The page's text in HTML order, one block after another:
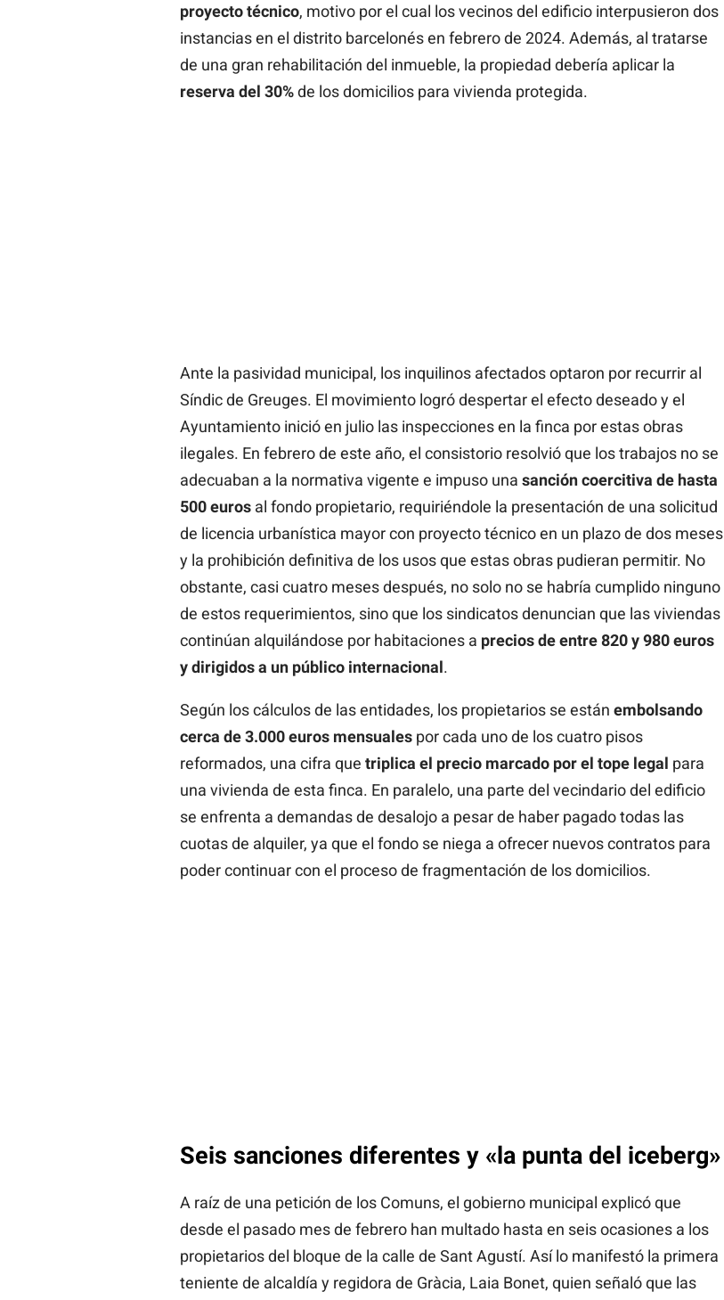
proyecto técnico, motivo por el cual los vecinos del edificio interpusieron dos
instancias en el distrito barcelonés en febrero de 2024. Además, al tratarse
de una gran rehabilitación del inmueble, la propiedad debería aplicar la
reserva del 30%de los domicilios para vivienda protegida.
Ante la pasividad municipal, los inquilinos afectados optaron por recurrir al
Síndic de Greuges. El movimiento logró despertar el efecto deseado y el
Ayuntamiento inició en julio las inspecciones en la finca por estas obras
ilegales. En febrero de este año, el consistorio resolvió que los trabajos no se
adecuaban a la normativa vigente e impuso una sanción coercitiva de hasta
500 eurosal fondo propietario, requiriéndole la presentación de una solicitud
de licencia urbanística mayor con proyecto técnico en un plazo de dos meses
y la prohibición definitiva de los usos que estas obras pudieran permitir. No
obstante, casi cuatro meses después, no solo no se habría cumplido ninguno
de estos requerimientos, sino que los sindicatos denuncian que las viviendas
continúan alquilándose por habitaciones a precios de entre 820 y 980 euros
y dirigidos a un público internacional.
Según los cálculos de las entidades, los propietarios se están embolsando
cerca de 3.000 euros mensualespor cada uno de los cuatro pisos
reformados, una cifra que triplica el precio marcado por el tope legal para
una vivienda de esta finca. En paralelo, una parte del vecindario del edificio
se enfrenta a demandas de desalojo a pesar de haber pagado todas las
cuotas de alquiler, ya que el fondo se niega a ofrecer nuevos contratos para
poder continuar con el proceso de fragmentación de los domicilios.
Seis sanciones diferentes y «la punta del iceberg»
A raíz de una petición de los Comuns, el gobierno municipal explicó que
desde el pasado mes de febrero han multado hasta en seis ocasiones a los
propietarios del bloque de la calle de Sant Agustí. Así lo manifestó la primera
teniente de alcaldía y regidora de Gràcia, Laia Bonet, quien señaló que las